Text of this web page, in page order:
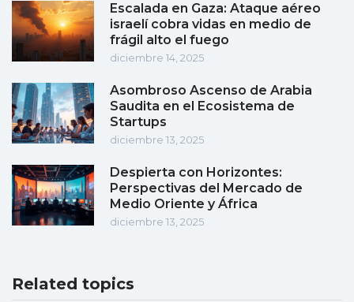
Escalada en Gaza: Ataque aéreo
israelí cobra vidas en medio de
frágil alto el fuego
diciembre 14, 2025
Asombroso Ascenso de Arabia
Saudita en el Ecosistema de
Startups
diciembre 13, 2025
Despierta con Horizontes:
Perspectivas del Mercado de
Medio Oriente y África
diciembre 13, 2025
Related topics